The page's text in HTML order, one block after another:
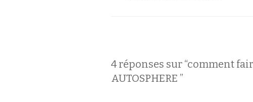
4 réponses sur “comment
AUTOSPHERE ”